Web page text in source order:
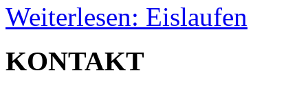
Weiterlesen: Eislaufen
KONTAKT